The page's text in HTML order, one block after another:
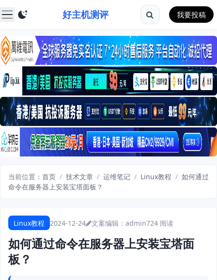
好主机测评 我要投稿
当前位置： 首页 / 技术文章 / 运维笔记 / Linux教程 / 如何通过
命令在服务器上安装宝塔面板？
Linux教程 2024-12-24 文案编辑：admin724 阅读
如何通过命令在服务器上安装宝塔面
板？